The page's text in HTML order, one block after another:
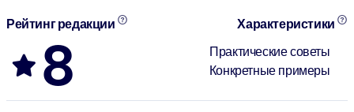
Рейтинг редакции
8
Характеристики
Практические советы
Конкретные примеры